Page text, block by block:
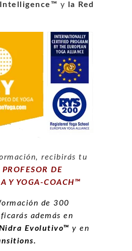
y
la Red
recibirás tu
PROFESOR DE
Y YOGA-COACH™
de 300
además en
Evolutivo™ y en